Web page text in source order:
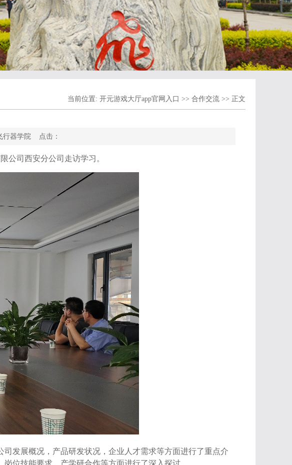
当前位置: 开元游戏大厅app官网入口 >> 合作交流 >> 正文
器学院 点击：
公司西安分公司走访学习。
发展概况，产品研发状况，企业人才需求等方面进行了重点介
位技能要求、产学研合作等方面进行了深入探讨。